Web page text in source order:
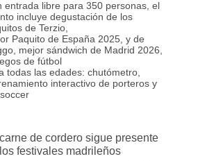
entrada libre para 350 personas, el
incluye degustación de los
de Terzio,
Paquito de España 2025, y de
mejor sándwich de Madrid 2026,
de fútbol
todas las edades: chutómetro,
interactivo de porteros y
de cordero sigue presente
festivales madrileños